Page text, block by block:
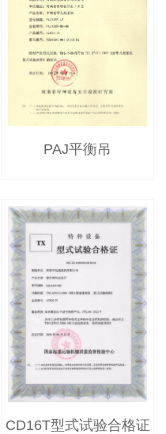
PAJ平衡吊
CD16T型式试验合格证